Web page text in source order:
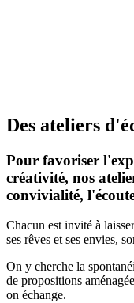
Des ateliers
Pour favoriser
créativité, nos
convivialité,
Chacun est invité à
ses rêves et ses envies,
On y cherche la
de propositions
on échange.